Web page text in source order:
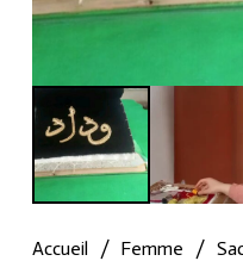
Accueil / Femme /